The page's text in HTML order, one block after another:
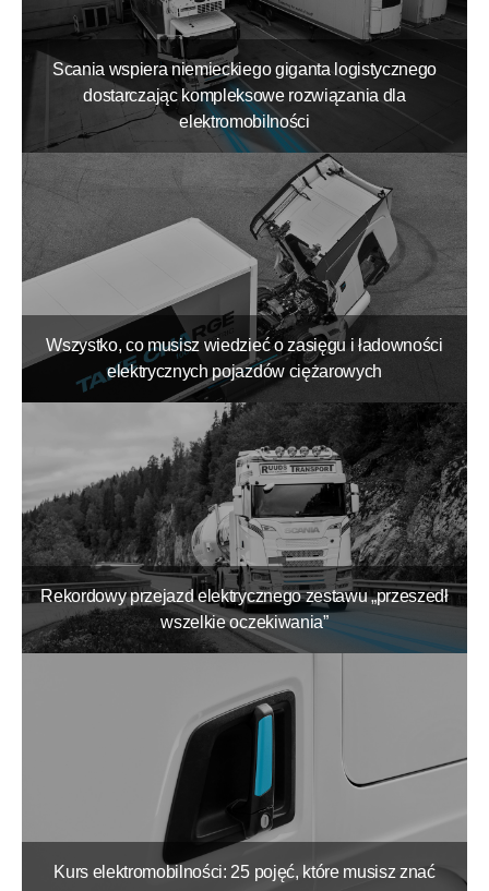
Scania wspiera niemieckiego giganta logistycznego
dostarczając kompleksowe rozwiązania dla
elektromobilności
Wszystko, co musisz wiedzieć o zasięgu i ładowności
elektrycznych pojazdów ciężarowych
Rekordowy przejazd elektrycznego zestawu „przeszedł
wszelkie oczekiwania”
Kurs elektromobilności: 25 pojęć, które musisz znać